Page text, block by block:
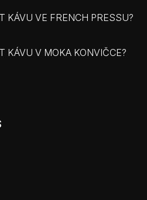
KÁVU VE FRENCH PRESSU?
KÁVU V MOKA KONVIČCE?